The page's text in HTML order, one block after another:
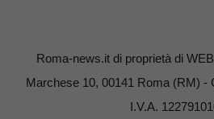
Roma-news.it di proprietà di
Marchese 10, 00141 Roma (RM) -
I.V.A.